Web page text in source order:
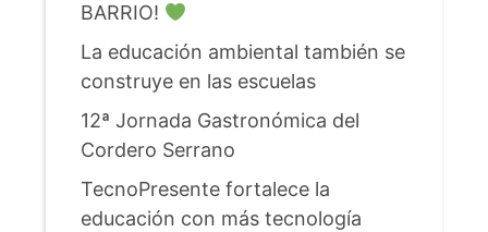
BARRIO!
La educación ambiental también se
construye en las escuelas
12ª Jornada Gastronómica del
Cordero Serrano
TecnoPresente fortalece la
educación con más tecnología